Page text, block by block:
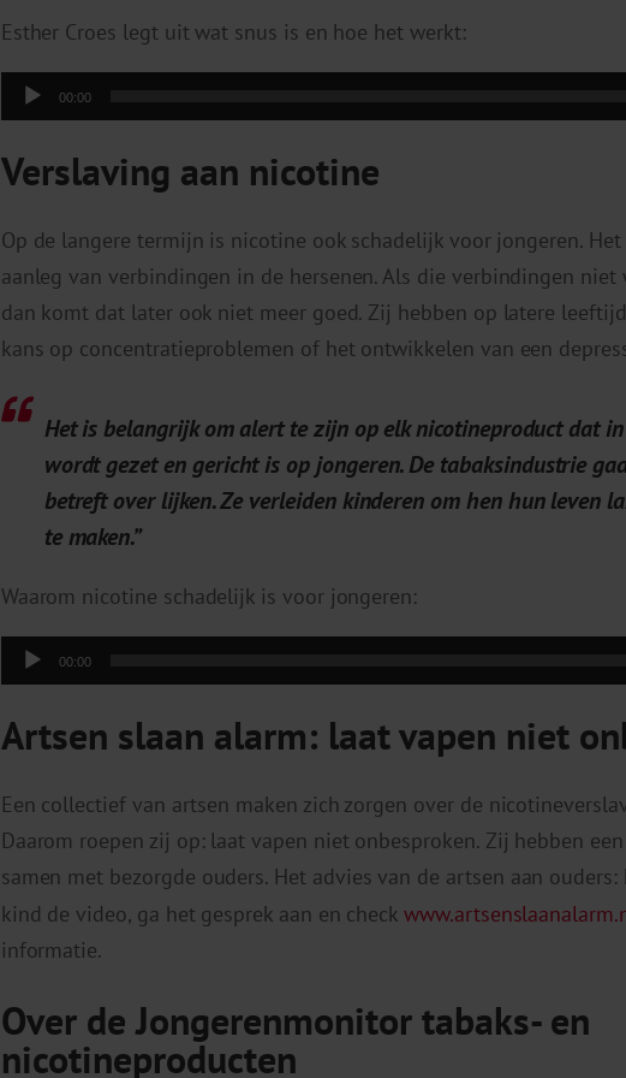
Esther Croes legt uit wat snus is en hoe het werkt:
Audiospeler
00:00
Verslaving aan nicotine
Op de langere termijn is nicotine ook schadelijk voor jongeren.
aanleg van verbindingen in de hersenen. Als die verbindingen niet
dan komt dat later ook niet meer goed. Zij hebben op latere
kans op concentratieproblemen of het ontwikkelen van een
Het is belangrijk om alert te zijn op elk nicotineproduct dat
wordt gezet en gericht is op jongeren. De tabaksindustrie
betreft over lijken. Ze verleiden kinderen om hen hun leven
te maken.”
Waarom nicotine schadelijk is voor jongeren:
Audiospeler
00:00
Artsen slaan alarm: laat vapen niet
Een collectief van artsen maken zich zorgen over de
Daarom roepen zij op: laat vapen niet onbesproken. Zij hebben
samen met bezorgde ouders. Het advies van de artsen aan
kind de video, ga het gesprek aan en check
informatie.
Over de Jongerenmonitor tabaks- en
nicotineproducten